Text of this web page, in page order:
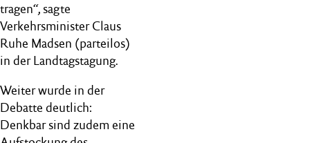
tragen“, sagte
Verkehrsminister Claus
Ruhe Madsen (parteilos)
in der Landtagstagung.
Weiter wurde in der
Debatte deutlich:
Denkbar sind zudem eine